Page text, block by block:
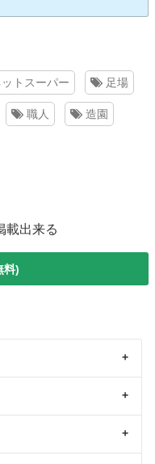
ットスーパー 足場
職人 造園
載出来る
料)